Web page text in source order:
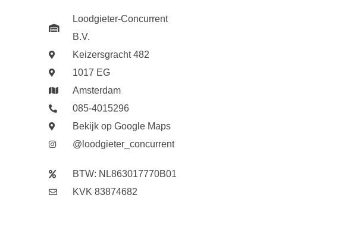
Loodgieter-Concurrent
B.V.
Keizersgracht 482
1017 EG
Amsterdam
085-4015296
Bekijk op Google Maps
@loodgieter_concurrent
BTW: NL863017770B01
KVK 83874682